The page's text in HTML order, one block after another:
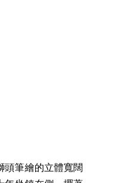
頭筆繪的立體寬闊